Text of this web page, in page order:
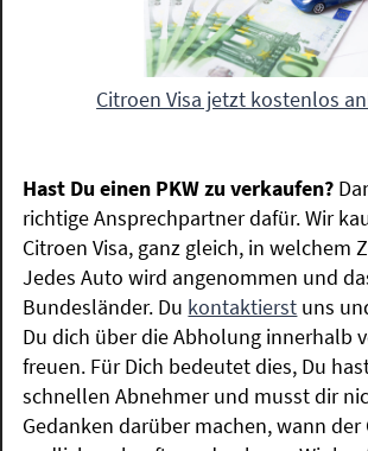
Citroen Visa jetzt kostenlos
Hast Du einen PKW zu verkaufen?
richtige Ansprechpartner dafür. Wir
Citroen Visa, ganz gleich, in welchem
Jedes Auto wird angenommen und
Bundesländer. Du kontaktierst uns
Du dich über die Abholung innerhalb
freuen. Für Dich bedeutet dies, Du
schnellen Abnehmer und musst dir
Gedanken darüber machen, wann der